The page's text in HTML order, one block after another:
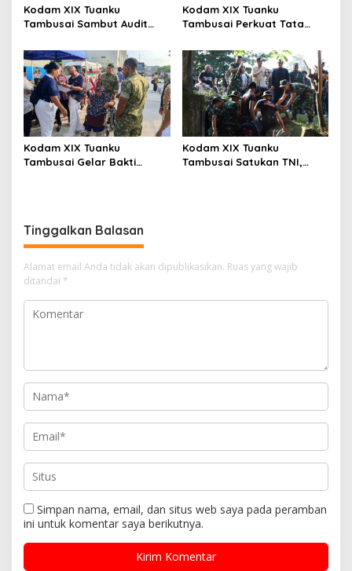
Kodam XIX Tuanku
Tambusai Sambut Audit
Tegaskan Akurasi Data Jadi
Kunci
Kodam XIX Tuanku
Tambusai Perkuat Tata
Satgas BMN Resmi Mulai
Penatausahaan Sesi II TA
2026
Kodam XIX Tuanku
Tambusai Gelar Bakti
Kodam XIX Tuanku
Tambusai Satukan TNI,
Tinggalkan Balasan
Alamat email Anda tidak akan dipublikasikan. Ruas yang wajib
ditandai *
Simpan nama, email, dan situs web saya pada peramban
ini untuk komentar saya berikutnya.